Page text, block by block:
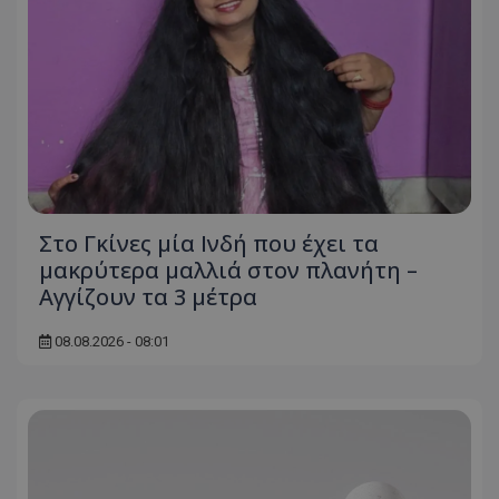
Στο Γκίνες μία Ινδή που έχει τα
μακρύτερα μαλλιά στον πλανήτη –
Αγγίζουν τα 3 μέτρα
08.08.2026 - 08:01
ASP.NET_SessionId
Microsoft Corporation
VISITOR_PRIVACY_METADATA